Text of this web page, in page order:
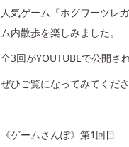
人気ゲーム『ホグワーツレ
ム内散歩を楽しみました。
全3回がYOUTUBEで公開さ
ぜひご覧になってみてくださ
《ゲームさんぽ》第1回目